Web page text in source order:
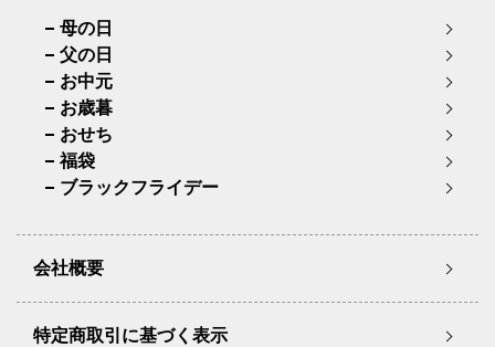
母の日
父の日
お中元
お歳暮
おせち
福袋
ブラックフライデー
会社概要
特定商取引に基づく表示